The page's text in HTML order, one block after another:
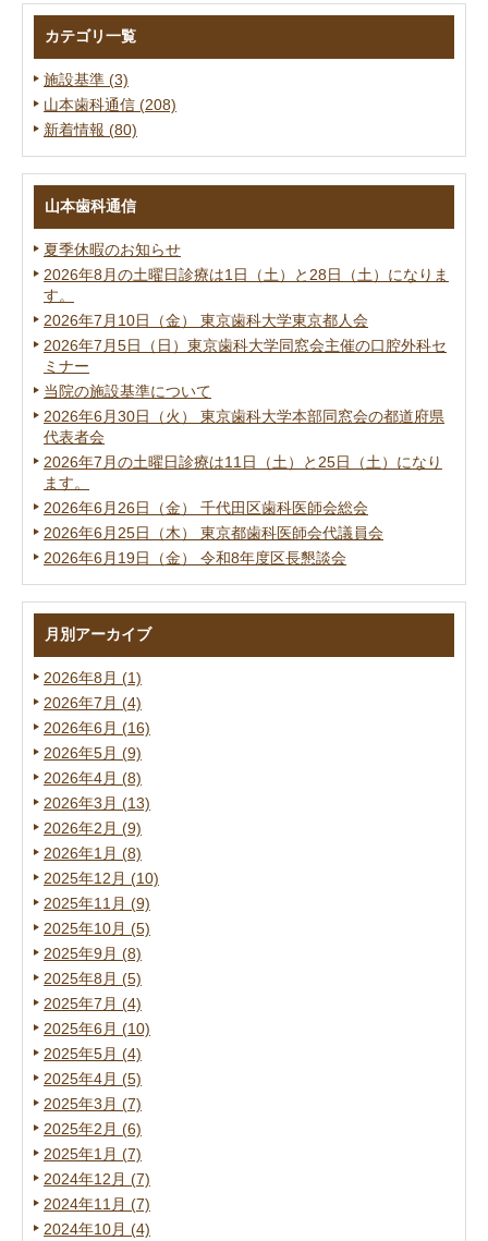
カテゴリ一覧
施設基準 (3)
山本歯科通信 (208)
新着情報 (80)
山本歯科通信
夏季休暇のお知らせ
2026年8月の土曜日診療は1日（土）と28日（土）になりま
す。
2026年7月10日（金） 東京歯科大学東京都人会
2026年7月5日（日）東京歯科大学同窓会主催の口腔外科セ
ミナー
当院の施設基準について
2026年6月30日（火） 東京歯科大学本部同窓会の都道府県
代表者会
2026年7月の土曜日診療は11日（土）と25日（土）になり
ます。
2026年6月26日（金） 千代田区歯科医師会総会
2026年6月25日（木） 東京都歯科医師会代議員会
2026年6月19日（金） 令和8年度区長懇談会
月別アーカイブ
2026年8月 (1)
2026年7月 (4)
2026年6月 (16)
2026年5月 (9)
2026年4月 (8)
2026年3月 (13)
2026年2月 (9)
2026年1月 (8)
2025年12月 (10)
2025年11月 (9)
2025年10月 (5)
2025年9月 (8)
2025年8月 (5)
2025年7月 (4)
2025年6月 (10)
2025年5月 (4)
2025年4月 (5)
2025年3月 (7)
2025年2月 (6)
2025年1月 (7)
2024年12月 (7)
2024年11月 (7)
2024年10月 (4)